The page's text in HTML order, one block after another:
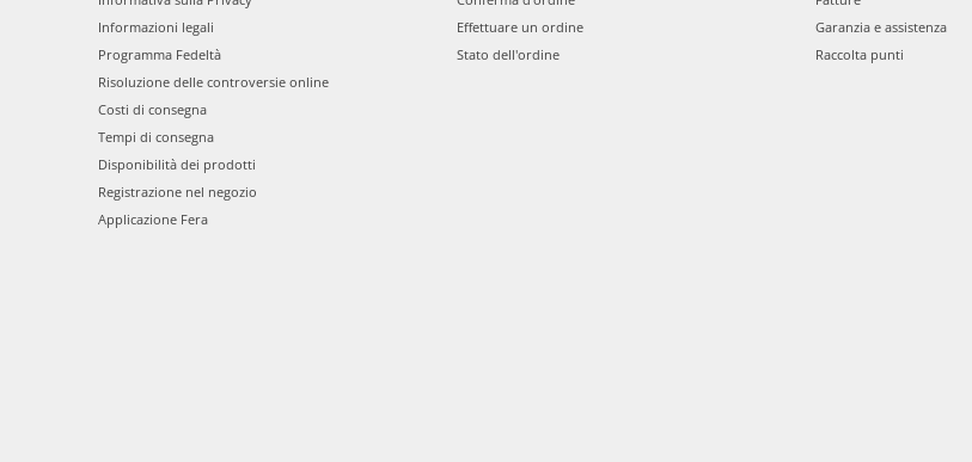
Informazioni legali
Programma Fedeltà
Risoluzione delle controversie online
Costi di consegna
Tempi di consegna
Disponibilità dei prodotti
Registrazione nel negozio
Applicazione Fera
Effettuare un ordine
Stato dell'ordine
Garanzia e assistenza
Raccolta punti